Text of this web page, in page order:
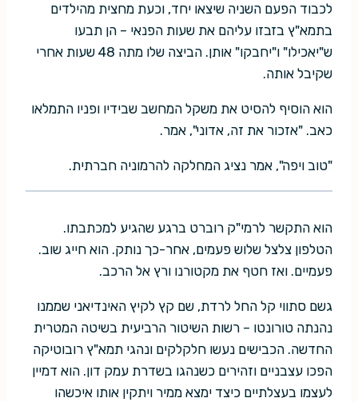
לכבוד הפעם השניה שיצאו יחד, וכעת מחצית מהילדים
בתמא"ץ בזבזו עליהם את שעות הפנאי – הן תבעו
ש"יאכילו" ו"יחבקו" אותן. הביצה שלו מתה 48 שעות אחרי
שקיבל אותה.
הוא הוסיף להסיט את משקל המחשב שבידיו ופניו התמלאו
כאב. "אזכור את זה, אדוני", אמר.
"טוב ויפה", אמר נציג המחלקה להרמוניה חברתית.
הוא התקשר לרמי"ק רוברט ברגע שהגיע למכתבתו.
הטלפון צלצל שלוש פעמים, אחר-כך נותק. הוא חייג שוב.
פעמיים. ואז חטף את מקטורנו ורץ אל הרכב.
גשם סתווי קל החל לרדת, שם קץ לקיץ האינדיאני שממנו
נהנתה טורונטו – רשות השיטור הרביעית בשיטה המטרית
החדשה. הכבישים נעשו חלקלקים ונהגי תמא"ץ רובוטיקה
הפכו עצבניים וזהירים כשנהגו בשדרת עמק דון. הוא דמיין
לעצמו בעצלתיים כיצד ימצא ממיר ויתקין אותו איכשהו